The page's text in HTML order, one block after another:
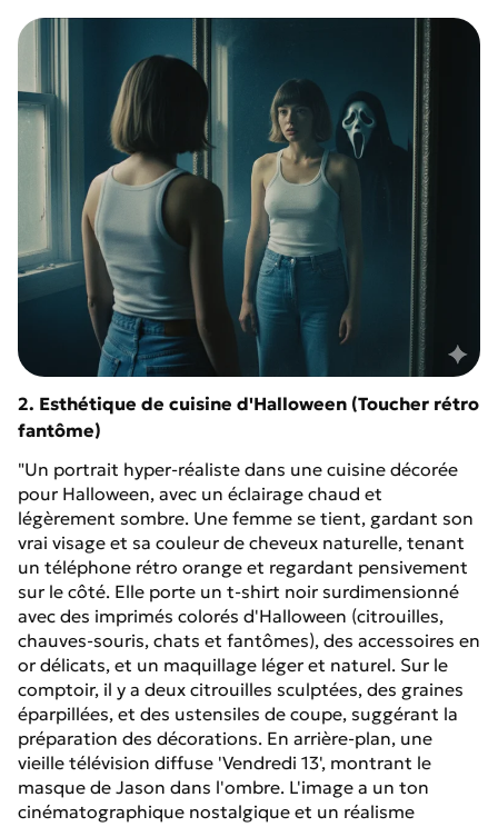
2. Esthétique de cuisine d'Halloween (Toucher rétro
fantôme)
"Un portrait hyper-réaliste dans une cuisine décorée
pour Halloween, avec un éclairage chaud et
légèrement sombre. Une femme se tient, gardant son
vrai visage et sa couleur de cheveux naturelle, tenant
un téléphone rétro orange et regardant pensivement
sur le côté. Elle porte un t-shirt noir surdimensionné
avec des imprimés colorés d'Halloween (citrouilles,
chauves-souris, chats et fantômes), des accessoires en
or délicats, et un maquillage léger et naturel. Sur le
comptoir, il y a deux citrouilles sculptées, des graines
éparpillées, et des ustensiles de coupe, suggérant la
préparation des décorations. En arrière-plan, une
vieille télévision diffuse 'Vendredi 13', montrant le
masque de Jason dans l'ombre. L'image a un ton
cinématographique nostalgique et un réalisme